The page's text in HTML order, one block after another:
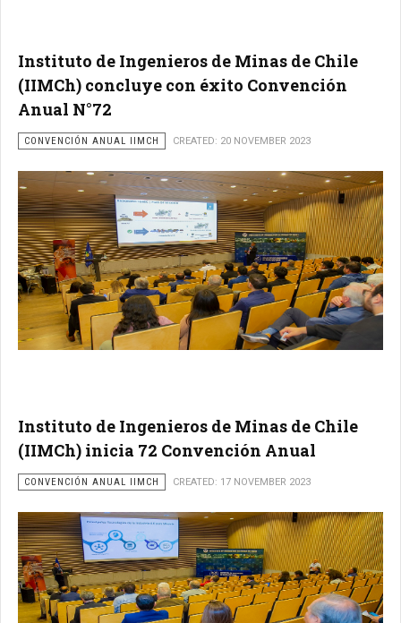
Instituto de Ingenieros de Minas de Chile
(IIMCh) concluye con éxito Convención
Anual N°72
CONVENCIÓN ANUAL IIMCH CREATED: 20 NOVEMBER 2023
Instituto de Ingenieros de Minas de Chile
(IIMCh) inicia 72 Convención Anual
CONVENCIÓN ANUAL IIMCH CREATED: 17 NOVEMBER 2023